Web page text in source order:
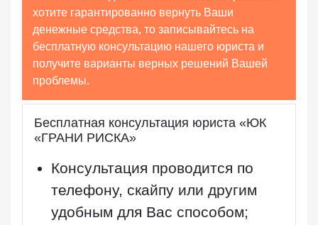
хотите гарантированно вернуть Ваши
денежные средства, то записывайтесь на
бесплатную консультацию нашего юриста и
получите варианты верных решений Вашей
проблемы.
Бесплатная консультация юриста «ЮК
«ГРАНИ РИСКА»
Консультация проводится по
телефону, скайпу или другим
удобным для Вас способом;